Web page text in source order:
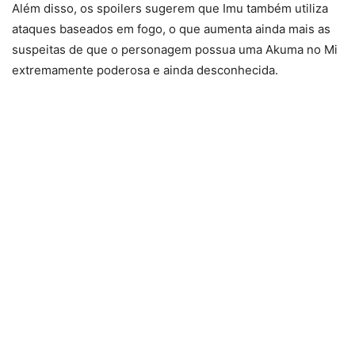
Além disso, os spoilers sugerem que Imu também utiliza
ataques baseados em fogo, o que aumenta ainda mais as
suspeitas de que o personagem possua uma Akuma no Mi
extremamente poderosa e ainda desconhecida.